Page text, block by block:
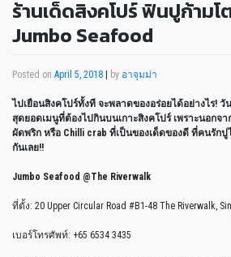
ร้านเด็ดสิงคโปร์ ฟินปูก้าม
Jumbo Seafood
Posted on April 5, 2018 | by อาจุมม่า
ไปเยือนสิงคโปร์ทั้งที จะพลาดของอร่อยได้อย่างไร!
สุดยอดเมนูที่ต้องไปกินบนเกาะสิงคโปร์ เพราะนอกจ
ผัดพริก หรือ Chilli crab ที่เป็นของเด็ดของดี ที่คนรัก
กันเลย!!
Jumbo Seafood @The Riverwalk
ที่ตั้ง: 20 Upper Circular Road #B1-48 The Riverwalk,
เบอร์โทรศัพท์: +65 6534 3435